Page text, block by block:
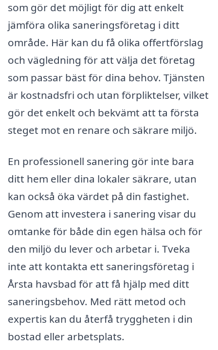
som gör det möjligt för dig att enkelt
jämföra olika saneringsföretag i ditt
område. Här kan du få olika offertförslag
och vägledning för att välja det företag
som passar bäst för dina behov. Tjänsten
är kostnadsfri och utan förpliktelser, vilket
gör det enkelt och bekvämt att ta första
steget mot en renare och säkrare miljö.
En professionell sanering gör inte bara
ditt hem eller dina lokaler säkrare, utan
kan också öka värdet på din fastighet.
Genom att investera i sanering visar du
omtanke för både din egen hälsa och för
den miljö du lever och arbetar i. Tveka
inte att kontakta ett saneringsföretag i
Årsta havsbad för att få hjälp med ditt
saneringsbehov. Med rätt metod och
expertis kan du återfå tryggheten i din
bostad eller arbetsplats.